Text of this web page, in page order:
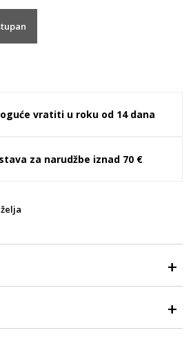
vratiti u roku od 14 dana
za narudžbe iznad 70 €